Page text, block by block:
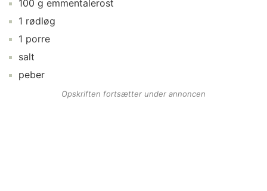
100 g emmentalerost
1 rødløg
1 porre
salt
peber
Opskriften fortsætter under annoncen